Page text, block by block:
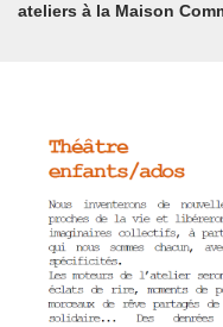
ateliers à la Maison